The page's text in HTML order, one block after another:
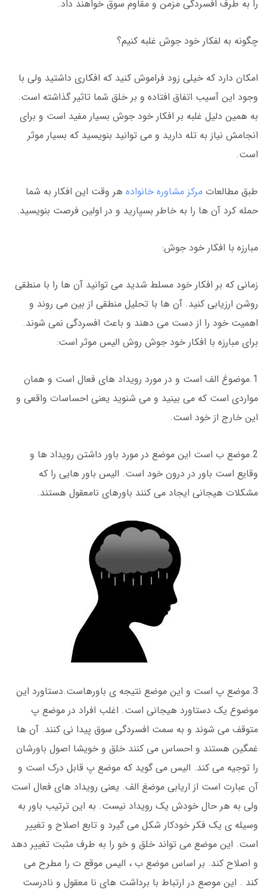
را به طرف افسردگی مزمن و مقاوم سوق خواهند داد.
چگونه به لفکار خود جوش غلبه کنیم؟
امکان دارد که خیلی زود فراموش کنید که افکاری داشتید ولی با
وجود این آسیب اتفاق افتاده و بر خلق شما تاثیر گذاشته است.
به همین دلیل غلبه بر افکار خود جوش بسیار مفید است و برای
انجامش نیاز به تله دارید و می توانید بنویسید که بسیار موثر
است.
طبق مطالعات مرکز مشاوره خانواده هر وقت این افکار به شما
حمله کرد آن ها را به خاطر بسپارید و در اولین فرصت بنویسید.
مبارزه با افکار خود جوش:
زمانی که بر افکار خود مسلط شدید می توانید آن ها را با منطقی
روشن ارزیابی کنید. آن ها با تحلیل منطقی از بین می روند و
اهمیت خود را از دست می دهند و باعث افسردگی نمی شوند.
برای مبارزه با افکار خود جوش روش الیس موثر است:
1.موضوغ الف است و در مورد رویداد های فعال است و همان
مواردی است که می بینید و می شنوید یعنی احساسات واقعی و
این خارج از خود است.
2.موضع ب است این موضع در مورد باور داشتن رویداد ها و
وقایع است باور در درون خود است. الیس باور هایی را که
مشکلات هیجانی ایجاد می کنند باورهای نامعقول هستند.
3.موضع پ است و این موضع نتیجه ی باورهاست.دستاورد این
موضوع یک دستاورد هیجانی است. اغلب افراد در موضع پ
متوقف می شوند و به سمت افسردگی سوق پیدا نی کنند. آن ها
غمگین هستند و احساس می کنند خلق و خویشا اصول باورشان
را توجیه می کند. الیس می گوید که موضع پ قابل درک است و
آن عبارت است از اریابی موضغ الف. یعنی رویداد های فعال است
ولی به هر حال خودش یک رویداد نیست. به این ترتیب باور به
وسیله ی یک فکر خودکار شکل می گیرد و تابع اصلاح و تغییر
است. این موضع می تواند خلق و خو را به طرف مثبت تغییر دهد
و اصلاح کند. بر اساس موضع ب ، الیس موقع ت را مطرح می
کند . این موصع در ارتباط با برداشت های نا معقول و نادرست